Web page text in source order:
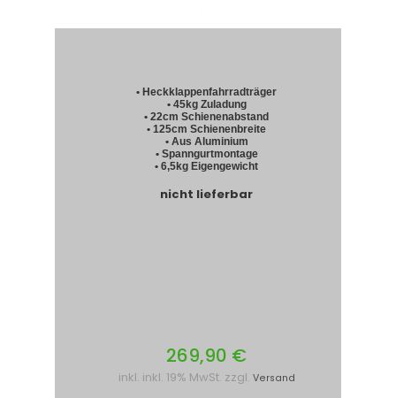
• Heckklappenfahrradträger
• 45kg Zuladung
• 22cm Schienenabstand
• 125cm Schienenbreite
• Aus Aluminium
• Spanngurtmontage
• 6,5kg Eigengewicht
nicht lieferbar
269,90 €
inkl. inkl. 19% MwSt. zzgl. Versand